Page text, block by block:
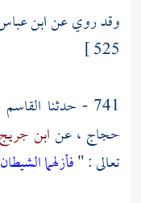
وقد روي عنابن
525 ]
741 - حدثنا
حجاج ،عنابن
تعالى : "فأزلهما الشيطان